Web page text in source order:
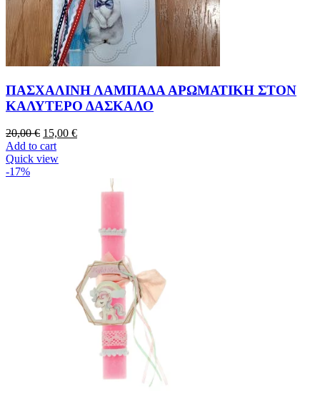
ΠΑΣΧΑΛΙΝΗ ΛΑΜΠΑΔΑ ΑΡΩΜΑΤΙΚΗ ΣΤΟΝ
ΚΑΛΥΤΕΡΟ ΔΑΣΚΑΛΟ
20,00€ 15,00 €
Add to cart
Quick view
-17%